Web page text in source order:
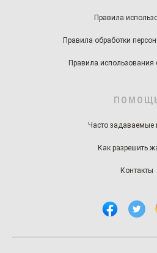
Правила
Правила обработки
Правила
Часто задаваемые
Как разрешить
Контакты